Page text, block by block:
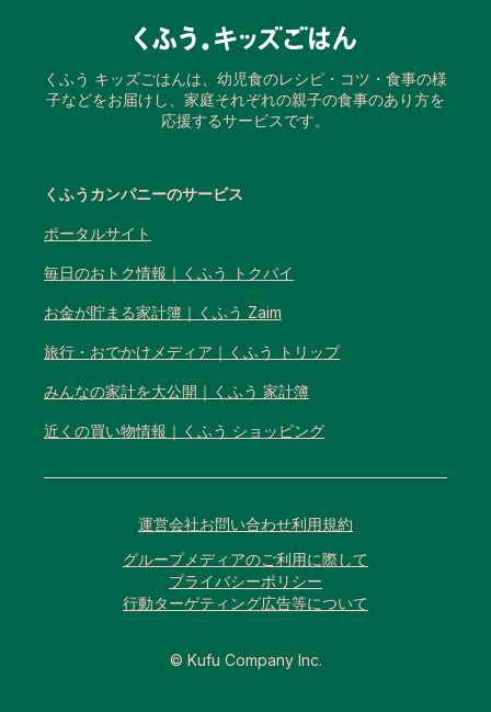
くふう キッズごはんは、幼児食のレシピ・コツ・食事の様
子などをお届けし、家庭それぞれの親子の食事のあり方を
応援するサービスです。
くふうカンパニーのサービス
ポータルサイト
毎日のおトク情報｜くふう トクバイ
お金が貯まる家計簿｜くふう Zaim
旅行・おでかけメディア｜くふう トリップ
みんなの家計を大公開｜くふう 家計簿
近くの買い物情報｜くふう ショッピング
運営会社お問い合わせ利用規約
グループメディアのご利用に際して
プライバシーポリシー
行動ターゲティング広告等について
© Kufu Company Inc.